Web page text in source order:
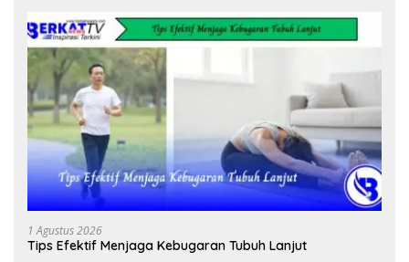
1 Agustus 2026
Tips Efektif Menjaga Kebugaran Tubuh Lanjut